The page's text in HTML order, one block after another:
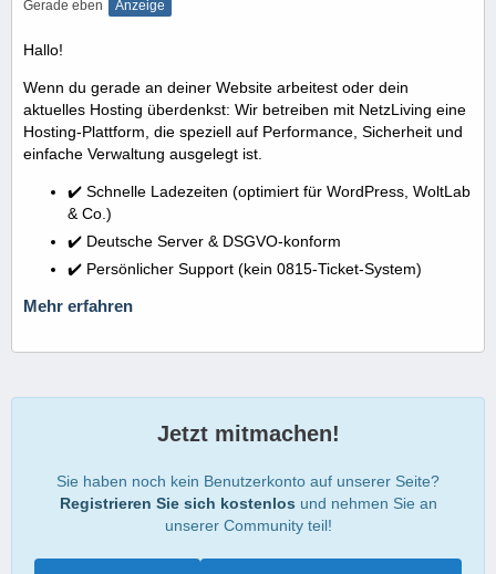
Gerade eben Anzeige
Hallo!
Wenn du gerade an deiner Website arbeitest oder dein
aktuelles Hosting überdenkst: Wir betreiben mit NetzLiving eine
Hosting-Plattform, die speziell auf Performance, Sicherheit und
einfache Verwaltung ausgelegt ist.
✔️ Schnelle Ladezeiten (optimiert für WordPress, WoltLab
& Co.)
✔️ Deutsche Server & DSGVO-konform
✔️ Persönlicher Support (kein 0815-Ticket-System)
Mehr erfahren
Jetzt mitmachen!
Sie haben noch kein Benutzerkonto auf unserer Seite?
Registrieren Sie sich kostenlos und nehmen Sie an
unserer Community teil!